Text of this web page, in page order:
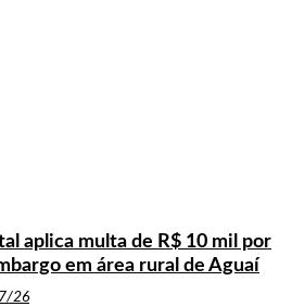
aplica multa de R$ 10 mil por
em área rural de Aguaí
26